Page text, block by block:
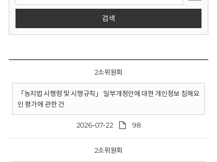
검색
2소위원회
「농지법 시행령 및 시행규칙」 일부개정안에 대한 개인정보 침해요
인 평가에 관한 건
2026-07-22 98
2소위원회